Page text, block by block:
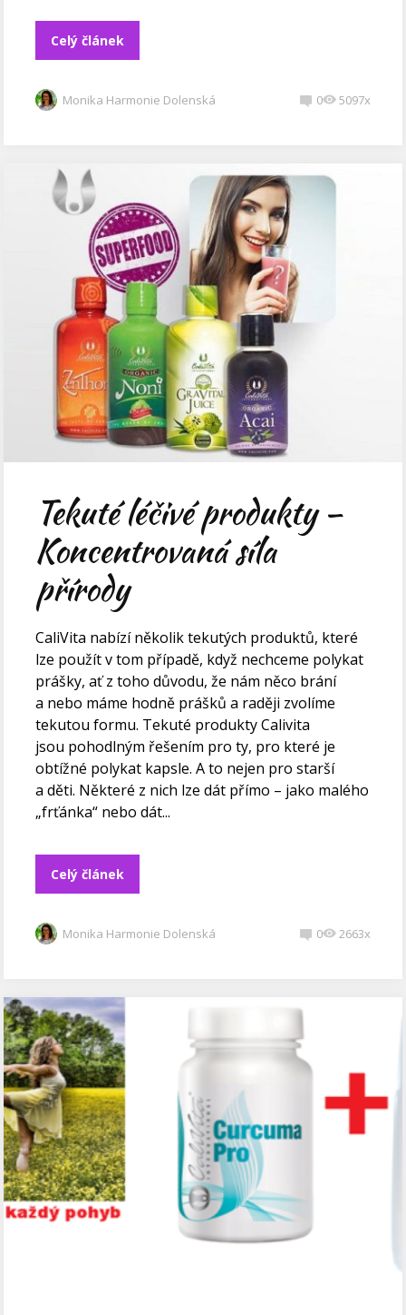
Celý článek
Monika Harmonie Dolenská 0 5097x
Tekuté léčivé produkty –
Koncentrovaná síla
přírody
CaliVita nabízí několik tekutých produktů, které
lze použít v tom případě, když nechceme polykat
prášky, ať z toho důvodu, že nám něco brání
a nebo máme hodně prášků a raději zvolíme
tekutou formu. Tekuté produkty Calivita
jsou pohodlným řešením pro ty, pro které je
obtížné polykat kapsle. A to nejen pro starší
a děti. Některé z nich lze dát přímo – jako malého
„frťánka“ nebo dát...
Celý článek
Monika Harmonie Dolenská 0 2663x